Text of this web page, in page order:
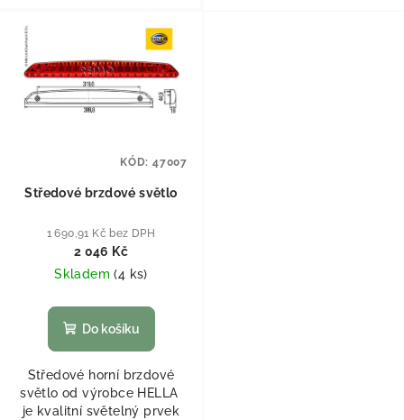
Středové brzdové světlo
1 690,91 Kč bez DPH
2 046 Kč
Skladem(4 ks)
Do košíku
Středové horní brzdové
světlo od výrobce HELLA
je kvalitní světelný prvek
KÓD: 47007